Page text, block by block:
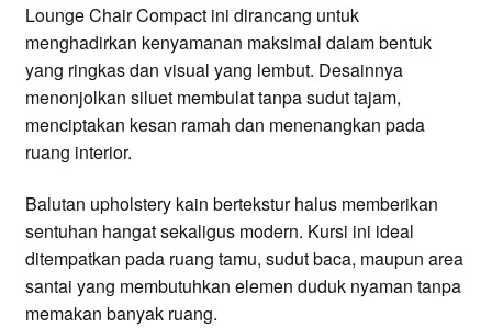
Lounge Chair Compact ini dirancang untuk
menghadirkan kenyamanan maksimal dalam bentuk
yang ringkas dan visual yang lembut. Desainnya
menonjolkan siluet membulat tanpa sudut tajam,
menciptakan kesan ramah dan menenangkan pada
ruang interior.
Balutan upholstery kain bertekstur halus memberikan
sentuhan hangat sekaligus modern. Kursi ini ideal
ditempatkan pada ruang tamu, sudut baca, maupun area
santai yang membutuhkan elemen duduk nyaman tanpa
memakan banyak ruang.